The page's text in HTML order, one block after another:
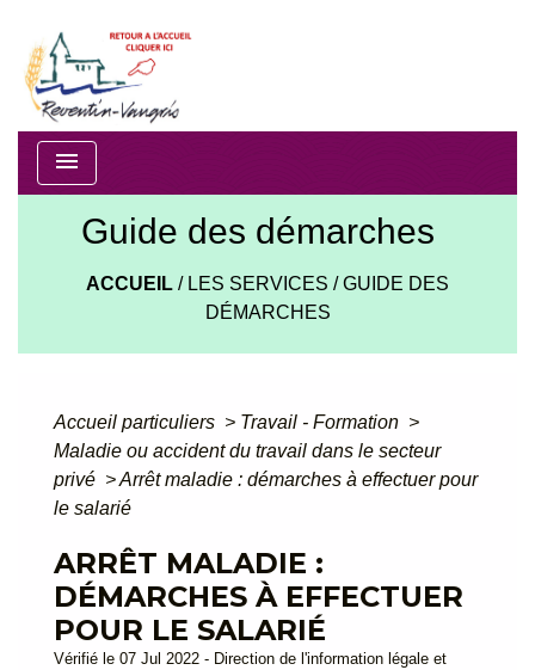
menu
Guide des démarches
ACCUEIL / LES SERVICES /GUIDE DES
DÉMARCHES
Accueil particuliers > Travail - Formation >
Maladie ou accident du travail dans le secteur
privé >Arrêt maladie : démarches à effectuer pour
le salarié
ARRÊT MALADIE :
DÉMARCHES À EFFECTUER
POUR LE SALARIÉ
Vérifié le 07 Jul 2022 - Direction de l'information légale et